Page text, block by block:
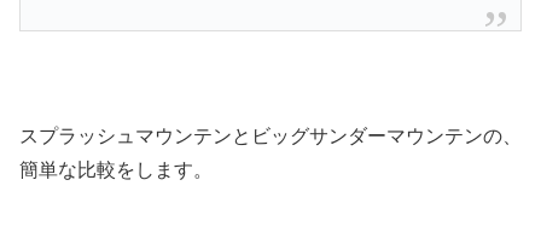
スプラッシュマウンテンとビッグサンダーマウンテンの、
簡単な比較をします。